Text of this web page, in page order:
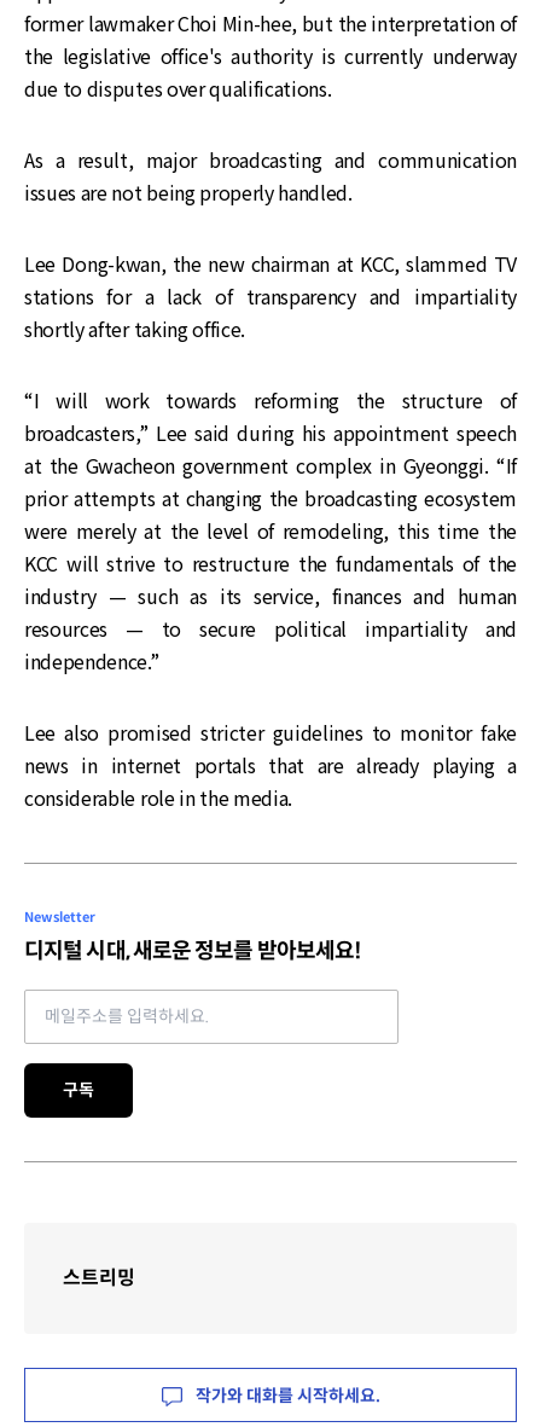
former lawmaker Choi Min-hee, but the interpretation of
the legislative office's authority is currently underway
due to disputes over qualifications.
As a result, major broadcasting and communication
issues are not being properly handled.
Lee Dong-kwan, the new chairman at KCC, slammed TV
stations for a lack of transparency and impartiality
shortly after taking office.
“I will work towards reforming the structure of
broadcasters,” Lee said during his appointment speech
at the Gwacheon government complex in Gyeonggi. “If
prior attempts at changing the broadcasting ecosystem
were merely at the level of remodeling, this time the
KCC will strive to restructure the fundamentals of the
industry — such as its service, finances and human
resources — to secure political impartiality and
independence.”
Lee also promised stricter guidelines to monitor fake
news in internet portals that are already playing a
considerable role in the media.
Newsletter
디지털 시대, 새로운 정보를 받아보세요!
Email address
구독
스트리밍
작가와 대화를 시작하세요.